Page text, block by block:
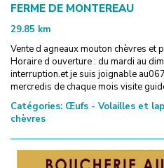
FERME DE MONTEREAU
29.85 km
Vente d agneaux mouton chèvres et
Horaire d ouverture : du mardi au
interruption.et je suis joignable
mercredis de chaque mois visite
Catégories: Œufs - Volailles et
chèvres